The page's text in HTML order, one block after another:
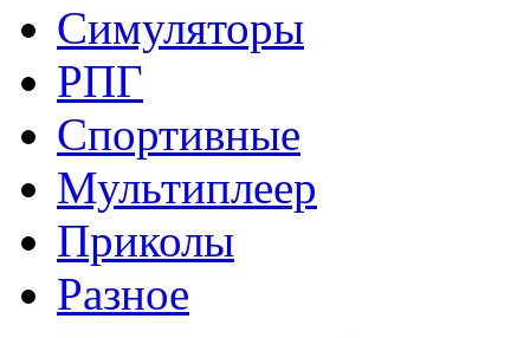
Симуляторы
РПГ
Спортивные
Мультиплеер
Приколы
Разное